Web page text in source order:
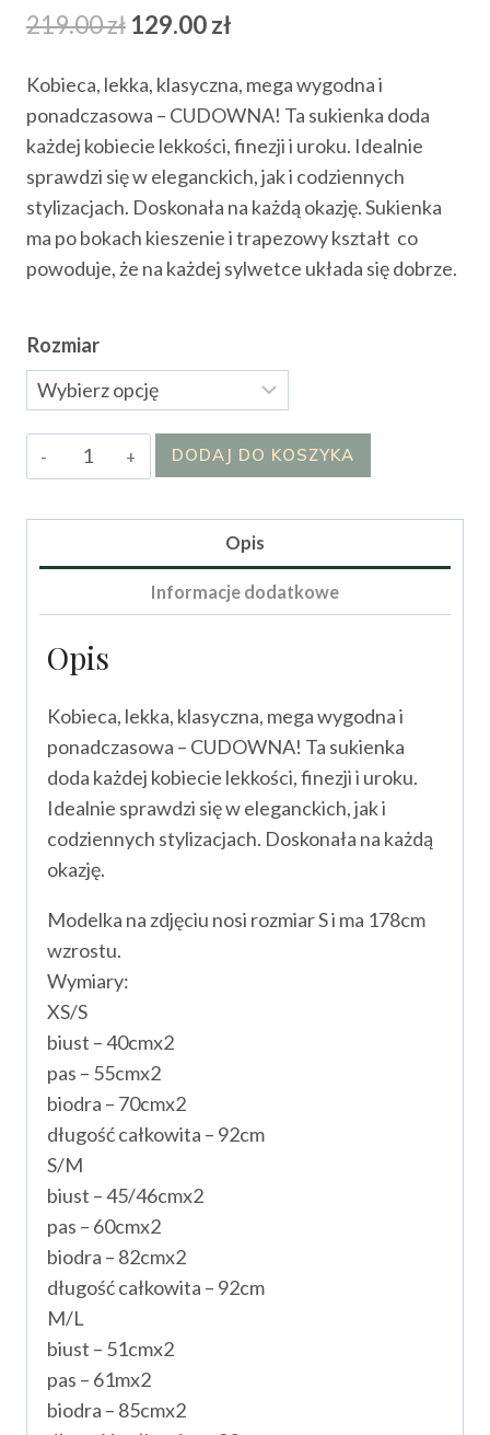
219.00zł Pierwotna
wynosiła:
219.00 zł.
129.00zł
wynosi:
129.00 zł.
Kobieca, lekka, klasyczna, mega wygodna i
ponadczasowa – CUDOWNA! Ta sukienka doda
każdej kobiecie lekkości, finezji i uroku. Idealnie
sprawdzi się w eleganckich, jak i codziennych
stylizacjach. Doskonała na każdą okazję. Sukienka
ma po bokach kieszenie i trapezowy kształt co
powoduje, że na każdej sylwetce układa się dobrze.
Rozmiar
ilość
Sukienka
DODAJ DO KOSZYKA
Opis
Informacje dodatkowe
Opis
Kobieca, lekka, klasyczna, mega wygodna i
ponadczasowa – CUDOWNA! Ta sukienka
doda każdej kobiecie lekkości, finezji i uroku.
Idealnie sprawdzi się w eleganckich, jak i
codziennych stylizacjach. Doskonała na każdą
okazję.
Modelka na zdjęciu nosi rozmiar S i ma 178cm
wzrostu.
Wymiary:
XS/S
biust – 40cmx2
pas – 55cmx2
biodra – 70cmx2
długość całkowita – 92cm
S/M
biust – 45/46cmx2
pas – 60cmx2
biodra – 82cmx2
długość całkowita – 92cm
M/L
biust – 51cmx2
pas – 61mx2
biodra – 85cmx2